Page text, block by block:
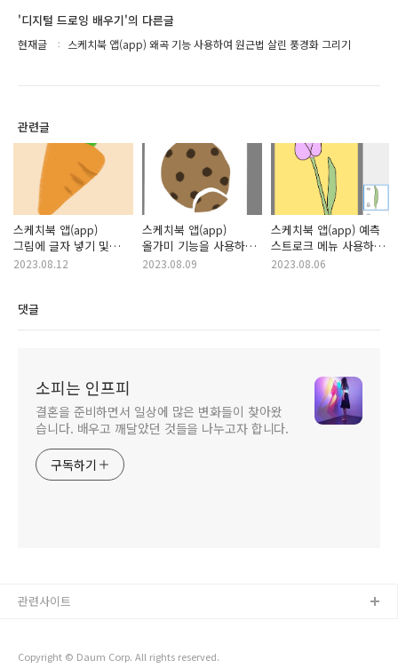
'디지털 드로잉 배우기'의 다른글
현재글 스케치북 앱(app) 왜곡 기능 사용하여 원근법 살린 풍경화 그리기
관련글
스케치북 앱(app)
그림에 글자 넣기 및
색상 추출 기능
2023.08.12
스케치북 앱(app)
올가미 기능을 사용하여
초코칩쿠키 그림 그리기
2023.08.09
스케치북 앱(app) 예측
스트로크 메뉴 사용하여
꽃 그리기
2023.08.06
댓글
소피는 인프피
결혼을 준비하면서 일상에 많은 변화들이 찾아왔
습니다. 배우고 깨달았던 것들을 나누고자 합니다.
구독하기
Copyright © Daum Corp. All rights reserved.
관련사이트